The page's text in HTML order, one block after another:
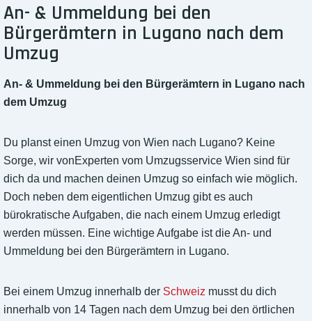
An- & Ummeldung bei den
Bürgerämtern in Lugano nach dem
Umzug
An- & Ummeldung bei den Bürgerämtern in Lugano nach
dem Umzug
Du planst einen Umzug von Wien nach Lugano? Keine
Sorge, wir vonExperten vom Umzugsservice Wien sind für
dich da und machen deinen Umzug so einfach wie möglich.
Doch neben dem eigentlichen Umzug gibt es auch
bürokratische Aufgaben, die nach einem Umzug erledigt
werden müssen. Eine wichtige Aufgabe ist die An- und
Ummeldung bei den Bürgerämtern in Lugano.
Bei einem Umzug innerhalb der Schweiz musst du dich
innerhalb von 14 Tagen nach dem Umzug bei den örtlichen